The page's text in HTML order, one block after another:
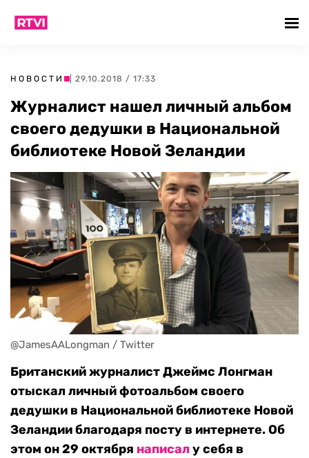
НОВОСТИ | 29.10.2018 / 17:33
Журналист нашел личный альбом
своего дедушки в Национальной
библиотеке Новой Зеландии
@JamesAALongman / Twitter
Британский журналист Джеймс Лонгман
отыскал личный фотоальбом своего
дедушки в Национальной библиотеке Новой
Зеландии благодаря посту в интернете. Об
этом он 29 октября написалу себя в